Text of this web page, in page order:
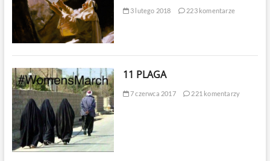
3 lutego 2018 223 komentarze
11 PLAGA
7 czerwca 2017 221 komentarzy